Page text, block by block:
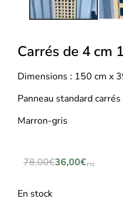
Carrés de 4 cm
Dimensions : 150 cm x
Panneau standard
Marron-gris
78,00€36,00€TTC
En stock